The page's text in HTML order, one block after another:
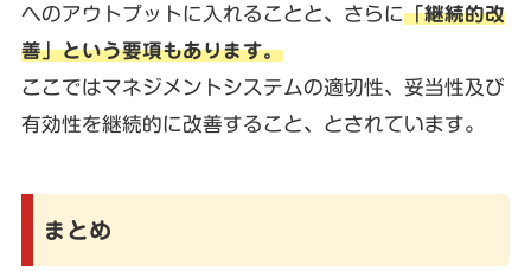
へのアウトプットに入れることと、さらに「継続的改
善」という要項もあります。
ここではマネジメントシステムの適切性、妥当性及び
有効性を継続的に改善すること、とされています。
まとめ